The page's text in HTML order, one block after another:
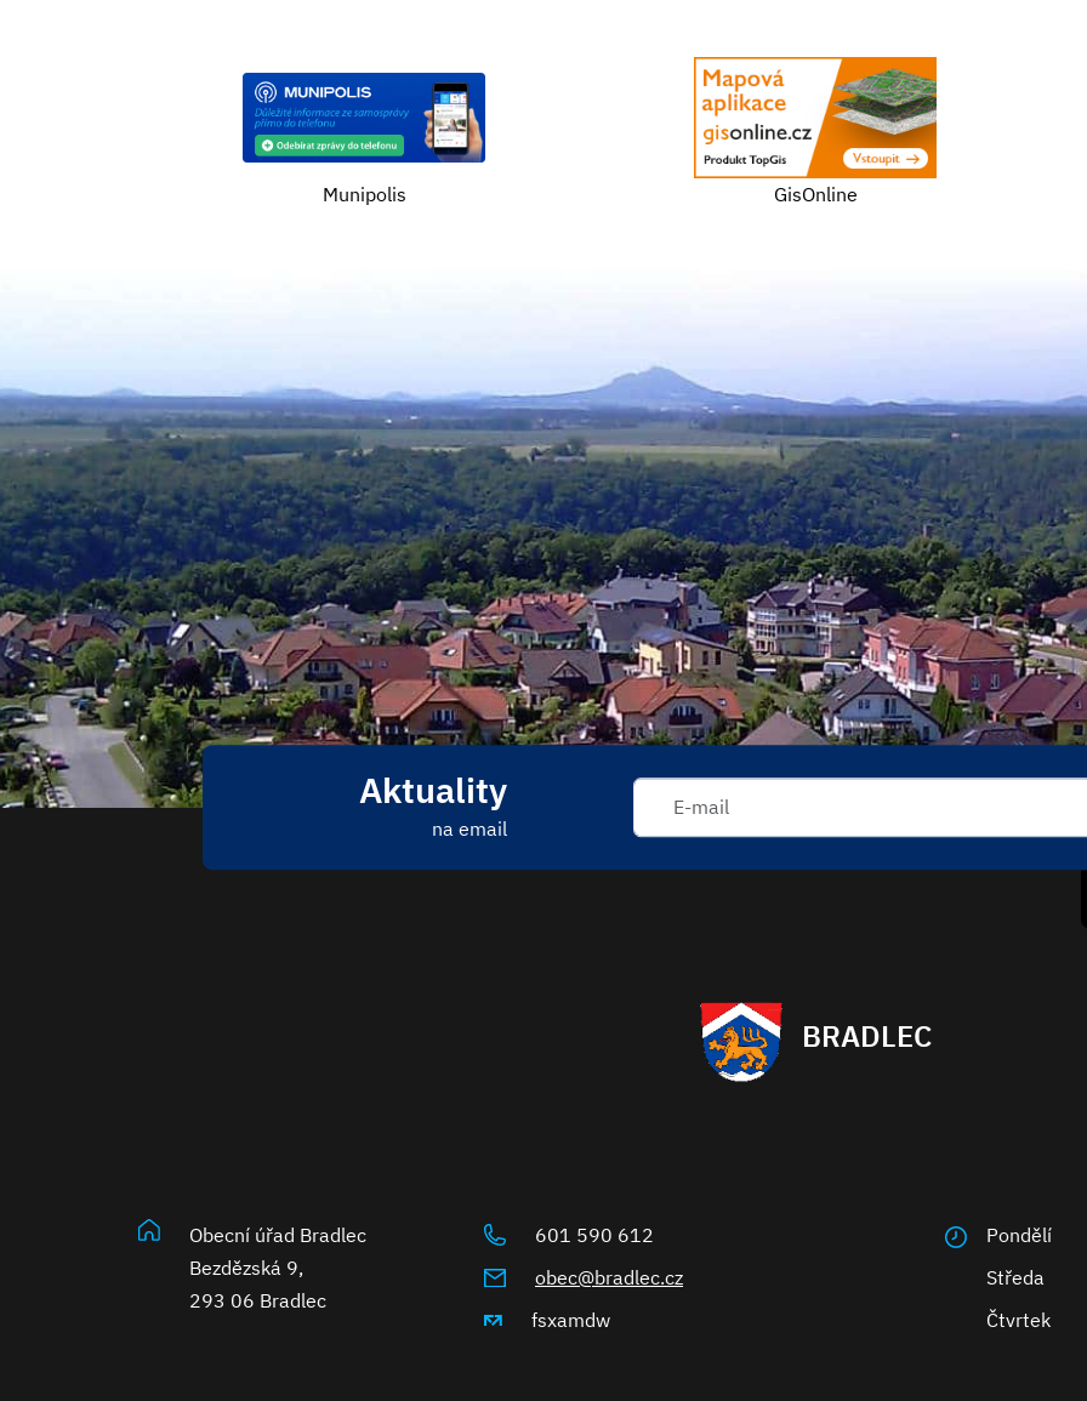
Munipolis GisOnline
Aktuality
na email
BRADLEC
Obecní úřad Bradlec
Bezdězská 9,
293 06 Bradlec
601 590 612
obec@bradlec.cz
fsxamdw
Pondělí
Středa
Čtvrtek